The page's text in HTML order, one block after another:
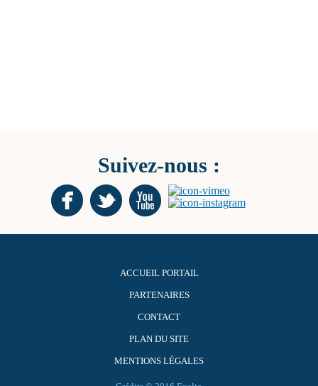
Suivez-nous :
ACCUEIL PORTAIL
PARTENAIRES
CONTACT
PLAN DU SITE
MENTIONS LÉGALES